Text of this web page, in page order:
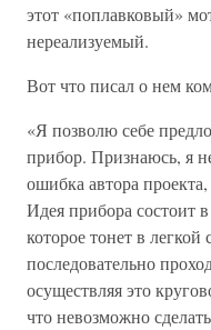
этот «поплавковый»
нереализуемый.
Вот что писал о нем
«Я позволю себе
прибор. Признаюсь, я
ошибка автора
Идея прибора состоит
которое тонет в легкой
последовательно
осуществляя это
что невозможно